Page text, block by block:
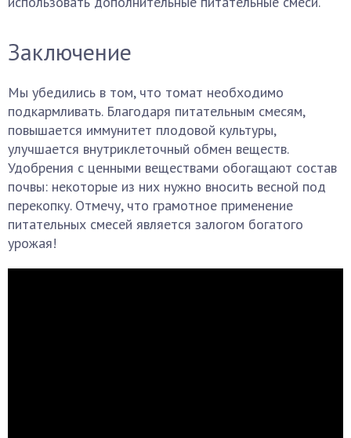
Заключение
Мы убедились в том, что томат необходимо
подкармливать. Благодаря питательным смесям,
повышается иммунитет плодовой культуры,
улучшается внутриклеточный обмен веществ.
Удобрения с ценными веществами обогащают состав
почвы: некоторые из них нужно вносить весной под
перекопку. Отмечу, что грамотное применение
питательных смесей является залогом богатого
урожая!